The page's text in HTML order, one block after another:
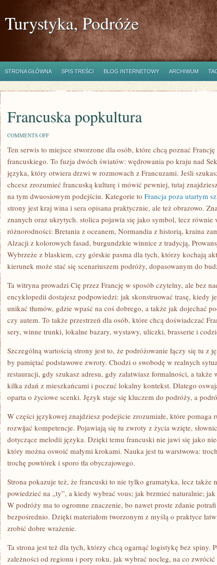
Turystyka, Podróże
STRONA GŁÓWNA SPIS TREŚCI BLOG INTERNETOWY ARCHIWUM
Francuska popkultura
COMMENTS OFFON
POPKULTURA
Ten serwis to miejsce stworzone dla osób, które chcą poznać
francuskiego. To fuzja dwóch światów: wędrowania po kraju nad
języka, który otwiera drzwi w rozmowach z Francuzami. Jeśli
chcesz zrozumieć francuską kulturę i mówić pewniej, tutaj
na tym dwuosiowym podejściu. Kategorie to Francja poza utartym
strony jest kraj wina i sera opisana praktycznie, ale też obrazowo.
znanych oraz ukrytych. stolica pojawia się jako symbol, lecz równie
różnorodności: Bretania z oceanem, Normandia z historią, kraina
Alzacji z kolorowych fasad, burgundzkie winnice z tradycją,
Wybrzeże z blaskiem, czy górskie pasma dla tych, którzy kochają
kierunek może stać się scenariuszem podróży, dopasowanym do
Ta witryna prowadzi Cię przez Francję w sposób czytelny, ale bez
encyklopedii dostajesz podpowiedzi: jak skonstruować trasę, kiedy
unikać tłumów, gdzie wpaść na coś dobrego, a także jak dojechać
czy autem. To także przestrzeń dla osób, które chcą doświadczać
sery, winne trunki, lokalne bazary, wystawy, uliczki, brasserie i
Szczególną wartością strony jest to, że podróżowanie łączy się tu z
by pamiętać podstawowe zwroty. Chodzi o swobodę w realnych
restauracji, gdy szukasz adresu, gdy załatwiasz formalności, a
kilka zdań z mieszkańcami i poczuć lokalny kontekst. Dlatego
oparta o życiowe scenki. Język staje się kluczem do podróży, a
W części językowej znajdziesz podejście zrozumiałe, które pomaga
rozwijać kompetencje. Pojawiają się tu zwroty z życia wzięte,
dotyczące melodii języka. Dzięki temu francuski nie jawi się jako
który można oswoić małymi krokami. Nauka jest tu warstwowa:
trochę powtórek i sporo tła obyczajowego.
Strona pokazuje też, że francuski to nie tylko gramatyka, lecz także
powiedzieć na „ty”, a kiedy wybrać vous; jak brzmieć naturalnie;
W podróży ma to ogromne znaczenie, bo nawet proste zdanie
bezpośrednio. Dzięki materiałom tworzonym z myślą o praktyce
zrobić dobre wrażenie.
Ta strona jest też dla tych, którzy chcą ogarnąć logistykę bez spiny.
zależności od regionu i pory roku, jak wybrać nocleg, na co